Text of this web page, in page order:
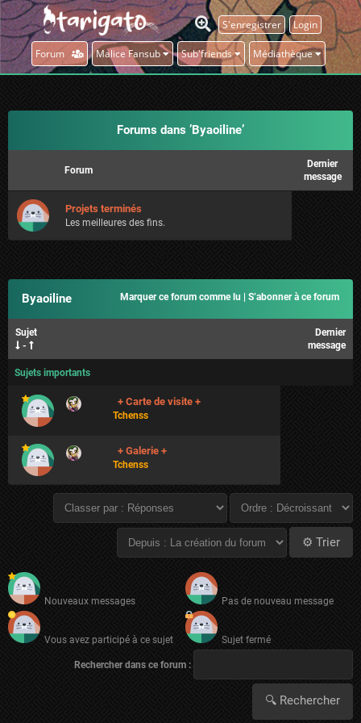
S'enregistrer Login
Forum Malice Fansub Sub'friends Médiathèque
Forums dans ’Byaoiline’
Forum
Dernier
message
Projets terminés
Les meilleures des fins.
Marquer ce forum comme lu S’abonner à ce forum
Byaoiline
Sujet
-
Dernier
message
Sujets importants
+ Carte de visite +
Tchenss
+ Galerie +
Tchenss
Nouveaux messages
Vous avez participé à ce sujet
Pas de nouveau message
Sujet fermé
Rechercher dans ce forum :